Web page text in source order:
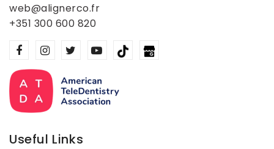
web@alignerco.fr
+351 300 600 820
Useful Links